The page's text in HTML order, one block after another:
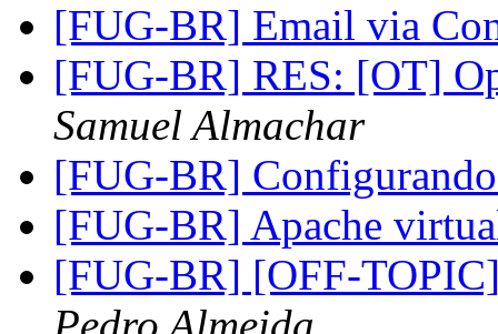
[FUG-BR] Email via
[FUG-BR] RES: [OT]
Samuel Almachar
[FUG-BR]
[FUG-BR] Apache
[FUG-BR] [OFF-